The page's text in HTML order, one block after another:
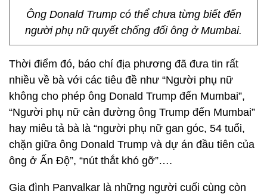
Ông Donald Trump có thể chưa từng biết đến
người phụ nữ quyết chống đối ông ở Mumbai.
Thời điểm đó, báo chí địa phương đã đưa tin rất
nhiều về bà với các tiêu đề như “Người phụ nữ
không cho phép ông Donald Trump đến Mumbai”,
“Người phụ nữ cản đường ông Trump đến Mumbai”
hay miêu tả bà là “người phụ nữ gan góc, 54 tuổi,
chặn giữa ông Donald Trump và dự án đầu tiên của
ông ở Ấn Độ”, “nút thắt khó gỡ”….
Gia đình Panvalkar là những người cuối cùng còn